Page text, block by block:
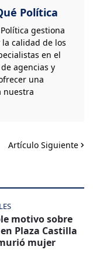
Política
gestiona
calidad de los
en el
agencias y
una
nuestra
Artículo Siguiente
motivo sobre
Plaza Castilla
mujer